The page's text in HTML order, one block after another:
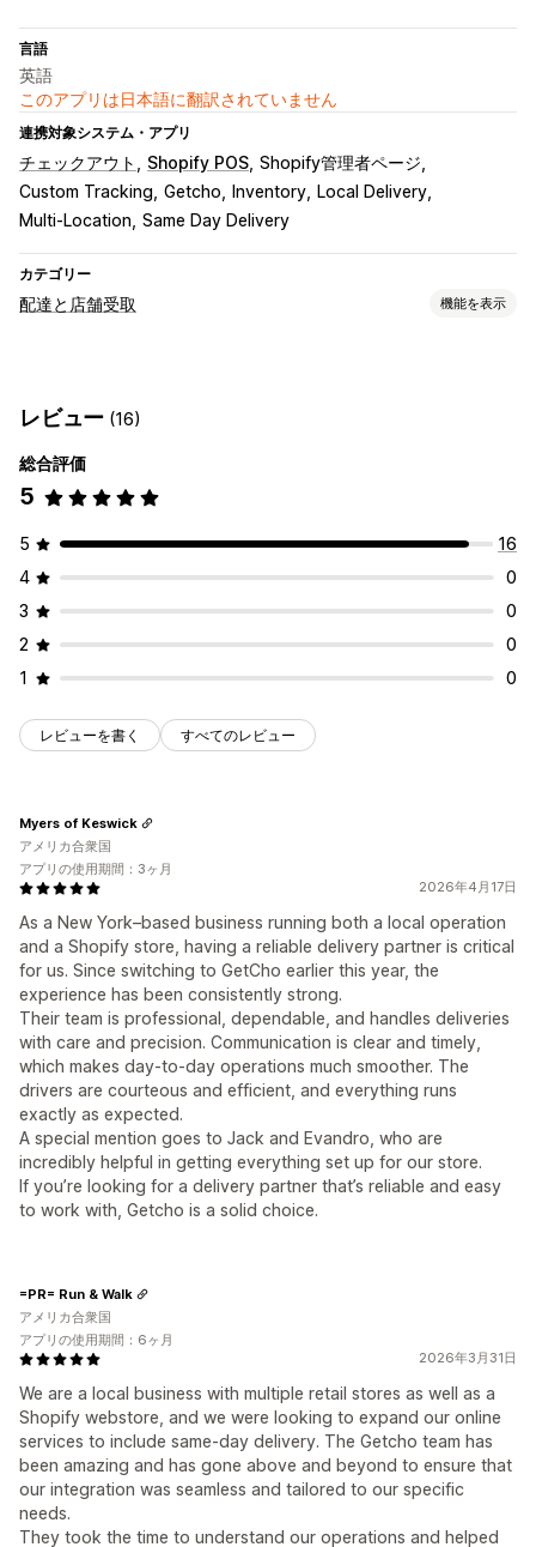
言語
英語
このアプリは日本語に翻訳されていません
連携対象システム・アプリ
チェックアウト Shopify POS Shopify管理者ページ
Custom Tracking Getcho Inventory
Local Delivery
Multi-Location Same Day Delivery
カテゴリー
配達と店舗受取 機能を表示
複数ロケーション
住所の確認
受取オプション
リアルタイム追跡
SMS通知
ドライバー追跡
レビュー (16)
総合評価
5
5
16
4
0
3
0
2
0
1
0
レビューを書く すべてのレビュー
2026年4月17日
As a New York–based business running both a local operation
and a Shopify store, having a reliable delivery partner is critical
for us. Since switching to GetCho earlier this year, the
experience has been consistently strong.
Their team is professional, dependable, and handles deliveries
with care and precision. Communication is clear and timely,
which makes day-to-day operations much smoother. The
drivers are courteous and efficient, and everything runs
exactly as expected.
A special mention goes to Jack and Evandro, who are
incredibly helpful in getting everything set up for our store.
If you’re looking for a delivery partner that’s reliable and easy
to work with, Getcho is a solid choice.
Myers of Keswick
アメリカ合衆国
アプリの使用期間：3ヶ月
2026年3月31日
We are a local business with multiple retail stores as well as a
Shopify webstore, and we were looking to expand our online
services to include same-day delivery. The Getcho team has
been amazing and has gone above and beyond to ensure that
our integration was seamless and tailored to our specific
needs.
They took the time to understand our operations and helped
=PR= Run & Walk
アメリカ合衆国
アプリの使用期間：6ヶ月